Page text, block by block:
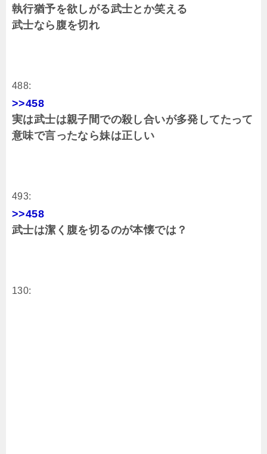
執行猶予を欲しがる武士とか笑える
武士なら腹を切れ
488:
>>458
実は武士は親子間での殺し合いが多発してたって
意味で言ったなら妹は正しい
493:
>>458
武士は潔く腹を切るのが本懐では？
130: